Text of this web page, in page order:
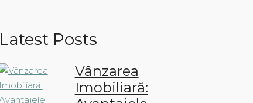
Latest Posts
Vânzarea
Imobiliară: